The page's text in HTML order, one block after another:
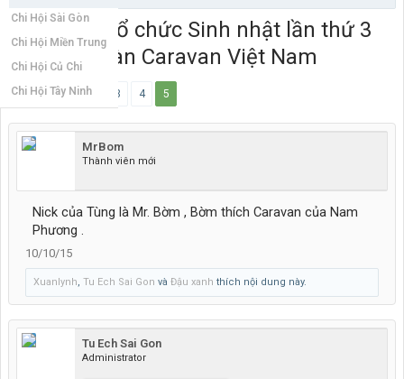
Chi Hội Sài Gòn
Chi Hội Miền Trung
Chi Hội Củ Chi
Chi Hội Tây Ninh
Lấy ý kiến tổ chức Sinh nhật lần thứ 3
của Diễn Đàn Caravan Việt Nam
< Trước 1 2 3 4 5
MrBom
Thành viên mới
Nick của Tùng là Mr. Bờm , Bờm thích Caravan của Nam
Phương .
10/10/15
Xuanlynh, Tu Ech Sai Gon và Đậu xanh thích nội dung này.
Tu Ech Sai Gon
Administrator